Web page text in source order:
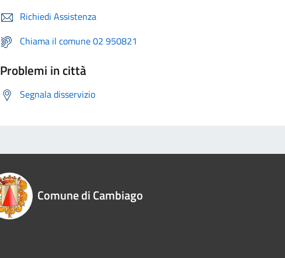
Richiedi Assistenza
Chiama il comune 02 950821
Problemi in città
Segnala disservizio
Comune di Cambiago